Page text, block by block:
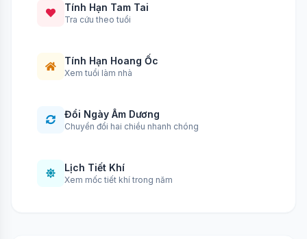
Tính Hạn Tam Tai
Tra cứu theo tuổi
Tính Hạn Hoang Ốc
Xem tuổi làm nhà
Đổi Ngày Âm Dương
Chuyển đổi hai chiều nhanh chóng
Lịch Tiết Khí
Xem mốc tiết khí trong năm